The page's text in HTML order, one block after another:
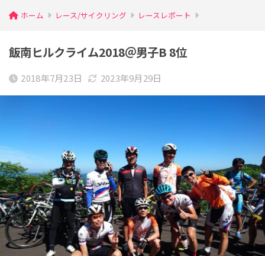
ホーム レース/サイクリング レースレポート
飯南ヒルクライム2018＠男子B 8位
2018年7月23日 2023年9月29日